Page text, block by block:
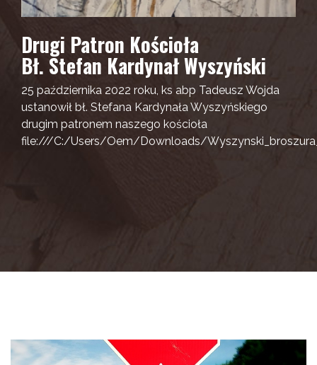
Drugi Patron Kościoła
Bł. Stefan Kardynał Wyszyński
25 października 2022 roku, ks abp Tadeusz Wojda
ustanowił bł. Stefana Kardynała Wyszyńskiego
drugim patronem naszego kościoła
file:///C:/Users/Oem/Downloads/